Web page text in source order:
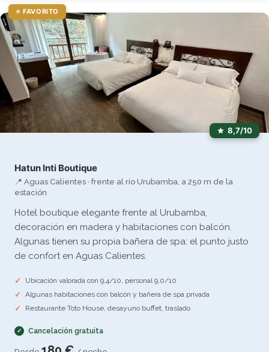
⭐ FAVORITO
8,7/10
Hatun Inti Boutique
📍 Aguas Calientes · frente al río Urubamba, a 250 m de la
estación
Hotel boutique elegante frente al Urubamba,
decoración en madera y habitaciones con balcón.
Algunas tienen su propia bañera de spa: el punto justo
de confort en Aguas Calientes.
Ubicación valorada con 9,4/10, personal 9,0/10
Algunas habitaciones con balcón y bañera de spa privada
Restaurante Toto House, desayuno buffet, traslado
Cancelación gratuita